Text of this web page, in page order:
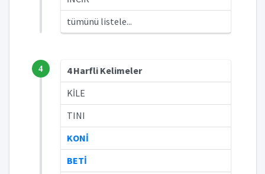
tümünü listele...
4
4 Harfli Kelimeler
KİLE
TINI
KONİ
BETİ